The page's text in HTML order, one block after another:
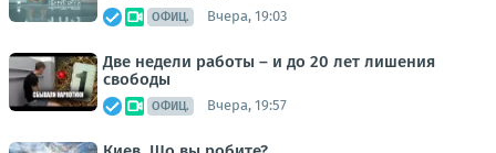
ОФИЦ. Вчера, 19:03
Две недели работы – и до 20 лет лишения
свободы
ОФИЦ. Вчера, 19:57